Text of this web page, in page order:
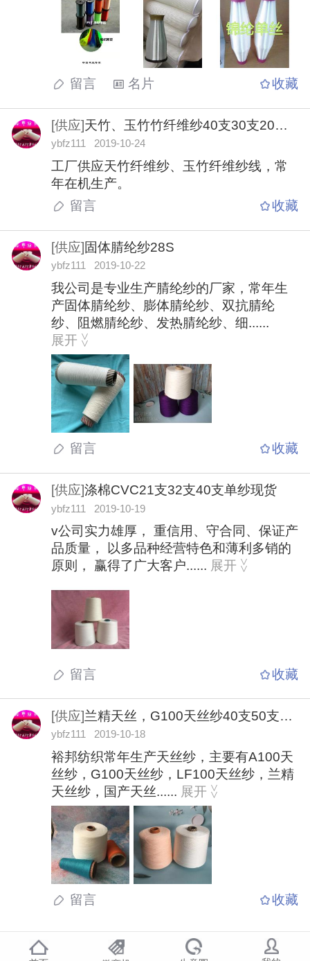
留言 名片 收藏
[供应]天竹、玉竹竹纤维纱40支30支20支10支
ybfz111 2019-10-24
工厂供应天竹纤维纱、玉竹纤维纱线，常
年在机生产。
留言
收藏
[供应]固体腈纶纱28S
ybfz111 2019-10-22
我公司是专业生产腈纶纱的厂家，常年生
产固体腈纶纱、膨体腈纶纱、双抗腈纶
纱、阻燃腈纶纱、发热腈纶纱、细......
展开 >
>
留言 收藏
[供应]涤棉CVC21支32支40支单纱现货
ybfz111 2019-10-19
v公司实力雄厚， 重信用、守合同、保证产
品质量， 以多品种经营特色和薄利多销的
原则， 赢得了广大客户...... 展开 >
>
留言 收藏
[供应]兰精天丝，G100天丝纱40支50支60支批发
ybfz111 2019-10-18
裕邦纺织常年生产天丝纱，主要有A100天
丝纱，G100天丝纱，LF100天丝纱，兰精
天丝纱，国产天丝...... 展开 >
>
留言 收藏